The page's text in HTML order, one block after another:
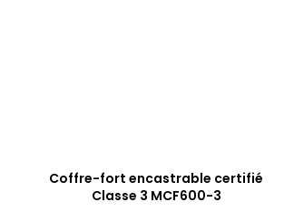
Coffre-fort encastrable certifié
Classe 3 MCF600-3